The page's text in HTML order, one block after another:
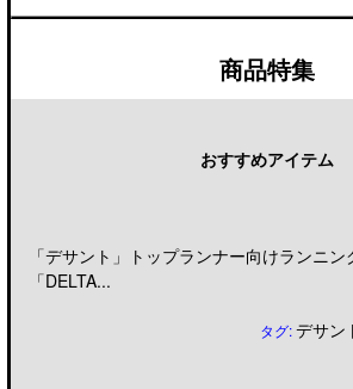
商品特集
おすすめアイテム
「デサント」トップランナー向けランニ
「DELTA...
タグ:デサン